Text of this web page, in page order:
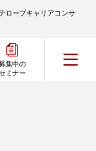
ロープキャリアコンサ
集中の
ミナー